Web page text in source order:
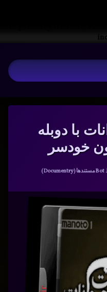
برای:
با دوبله
خودسر
Botدسته بندی ها:
مستندها (Documentry)